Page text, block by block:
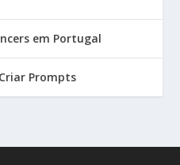
em Portugal
Prompts